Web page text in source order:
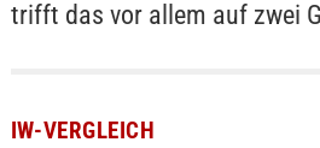
trifft das vor allem auf zwei
IW-VERGLEICH